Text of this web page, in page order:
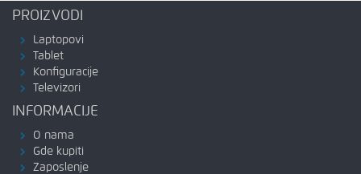
PROIZVODI
Laptopovi
Tablet
Konfiguracije
Televizori
INFORMACIJE
O nama
Gde kupiti
Zaposlenje